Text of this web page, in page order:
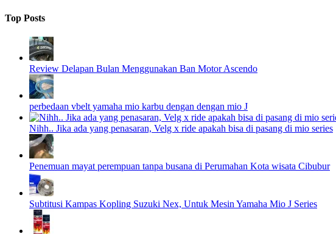
Top Posts
Review Delapan Bulan Menggunakan Ban Motor Ascendo
perbedaan vbelt yamaha mio karbu dengan dengan mio J
Nihh.. Jika ada yang penasaran, Velg x ride apakah bisa di pasang di mio series
Penemuan mayat perempuan tanpa busana di Perumahan Kota wisata Cibubur
Subtitusi Kampas Kopling Suzuki Nex, Untuk Mesin Yamaha Mio J Series